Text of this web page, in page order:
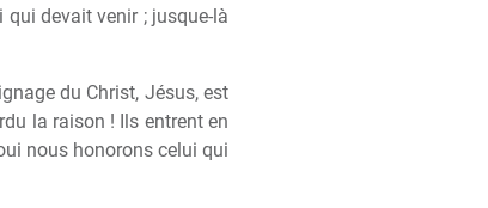
devait venir ; jusque-là
du Christ, Jésus, est
la raison ! Ils entrent en
nous honorons celui qui